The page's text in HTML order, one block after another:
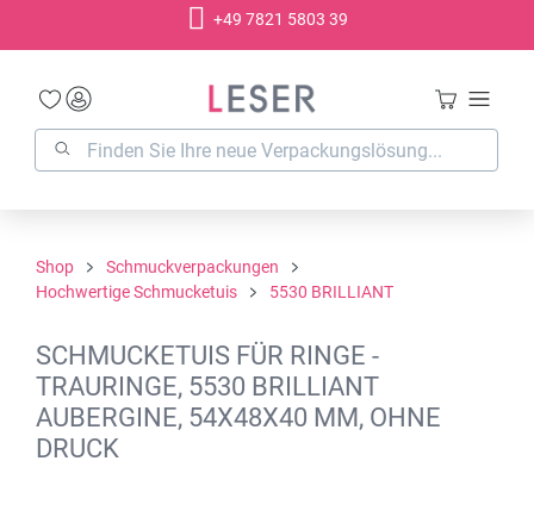
+49 7821 5803 39
Shop
Schmuckverpackungen
Hochwertige Schmucketuis
5530 BRILLIANT
SCHMUCKETUIS FÜR RINGE -
TRAURINGE, 5530 BRILLIANT
AUBERGINE, 54X48X40 MM, OHNE
DRUCK